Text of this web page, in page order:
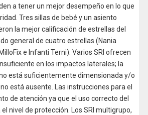
a tener un mejor desempeño en lo que
Tres sillas de bebé y un asiento
la mejor calificación de estrellas del
general de cuatro estrellas (Nania
e Infanti Terni). Varios SRI ofrecen
en los impactos laterales; la
está suficientemente dimensionada y/o
está ausente. Las instrucciones para el
de atención ya que el uso correcto del
nivel de protección. Los SRI multigrupo,